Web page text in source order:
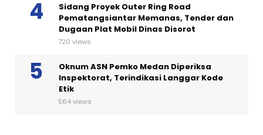
Sidang Proyek Outer Ring Road
Pematangsiantar Memanas, Tender dan
Dugaan Plat Mobil Dinas Disorot
720 views
Oknum ASN Pemko Medan Diperiksa
Inspektorat, Terindikasi Langgar Kode
Etik
564 views